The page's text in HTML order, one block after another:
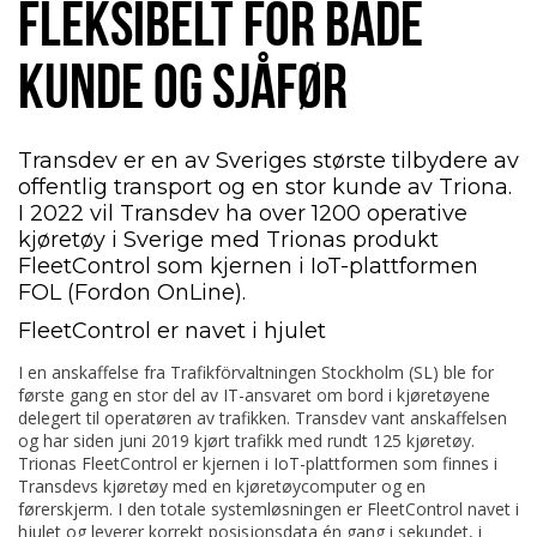
FLEKSIBELT FOR BÅDE
KUNDE OG SJÅFØR
Transdev er en av Sveriges største tilbydere av
offentlig transport og en stor kunde av Triona.
I 2022 vil Transdev ha over 1200 operative
kjøretøy i Sverige med Trionas produkt
FleetControl som kjernen i IoT-plattformen
FOL (Fordon OnLine).
FleetControl er navet i hjulet
I en anskaffelse fra Trafikförvaltningen Stockholm (SL) ble for
første gang en stor del av IT-ansvaret om bord i kjøretøyene
delegert til operatøren av trafikken. Transdev vant anskaffelsen
og har siden juni 2019 kjørt trafikk med rundt 125 kjøretøy.
Trionas FleetControl er kjernen i IoT-plattformen som finnes i
Transdevs kjøretøy med en kjøretøycomputer og en
førerskjerm. I den totale systemløsningen er FleetControl navet i
hjulet og leverer korrekt posisjonsdata én gang i sekundet, i